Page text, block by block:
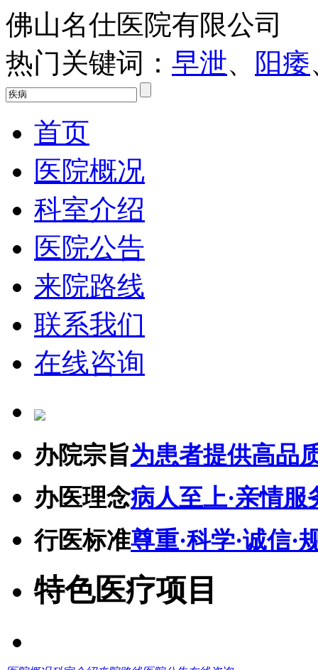
佛山名仕医院有限公司
热门关键词： 早泄、 阳痿
首页
医院概况
科室介绍
医院公告
来院路线
联系我们
在线咨询
办院宗旨为患者提供高品
办医理念病人至上·亲情服
行医标准尊重·科学·诚信·
特色医疗项目